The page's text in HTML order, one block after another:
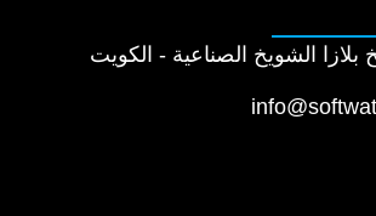
بلازا الشويخ الصناعية - الكويت